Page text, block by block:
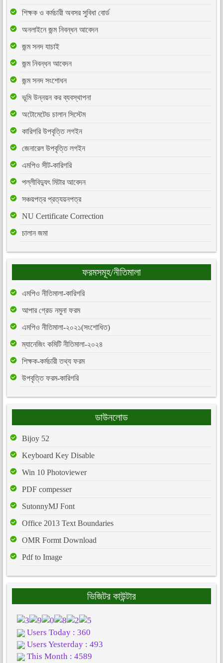
শিক্ষক ও কর্মচারী অবসর সুবিধা বোর্ড
অনলাইনে জন্ম নিবন্ধন আবেদন
জন্ম সনদ যাচাই
জন্ম নিবন্ধন আবেদন
জন্ম সনদ সংশোধন
ভূমি উন্নয়ন কর ব্যবস্থাপনা
অটোমেটেড চালান সিস্টেম
কারিগরি উপবৃত্তি লগইন
জেনারেল উপবৃত্তি লগইন
এমপিও সীট-কারিগরি
পল্লীবিদ্যুৎ মিটার আবেদন
সঞ্চয়পত্র প্রত্যয়নপত্র
NU Certificate Correction
চালান জমা
ফরমসমূহ/নীতিমালা
এমপিও নীতিমালা-কারিগরি
আপার গ্রেড নমুনা ফরম
এমপিও নীতিমালা-২০২১(সংশোধিত)
ম্যানেজিং কমিটি নীতিমালা-২০২৪
শিক্ষক-কর্মচারী তথ্য ফরম
উপবৃত্তি ফরম-কারিগরি
ডাউনলোড
Bijoy 52
Keyboard Key Disable
Win 10 Photoviewer
PDF compesser
SutonnyMJ Font
Office 2013 Text Boundaries
OMR Formt Download
Pdf to Image
ভিজিটর কাউন্টার
Users Today : 360
Users Yesterday : 493
This Month : 4589